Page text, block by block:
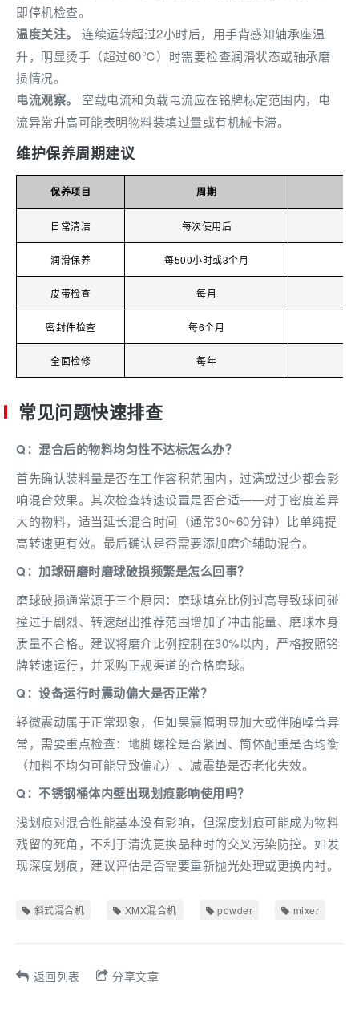
即停机检查。
温度关注。
连续运转超过2小时后，用手背感知轴承座温
升，明显烫手（超过60℃）时需要检查润滑状态或轴承磨
损情况。
电流观察。
空载电流和负载电流应在铭牌标定范围内，电
流异常升高可能表明物料装填过量或有机械卡滞。
维护保养周期建议
保养项目 周期
日常清洁 每次使用后
润滑保养 每500小时或3个月
皮带检查 每月
密封件检查 每6个月
全面检修 每年
常见问题快速排查
Q：混合后的物料均匀性不达标怎么办？
首先确认装料量是否在工作容积范围内，过满或过少都会影
响混合效果。其次检查转速设置是否合适——对于密度差异
大的物料，适当延长混合时间（通常30~60分钟）比单纯提
高转速更有效。最后确认是否需要添加磨介辅助混合。
Q：加球研磨时磨球破损频繁是怎么回事？
磨球破损通常源于三个原因：磨球填充比例过高导致球间碰
撞过于剧烈、转速超出推荐范围增加了冲击能量、磨球本身
质量不合格。建议将磨介比例控制在30%以内，严格按照铭
牌转速运行，并采购正规渠道的合格磨球。
Q：设备运行时震动偏大是否正常？
轻微震动属于正常现象，但如果震幅明显加大或伴随噪音异
常，需要重点检查：地脚螺栓是否紧固、筒体配重是否均衡
（加料不均匀可能导致偏心）、减震垫是否老化失效。
Q：不锈钢桶体内壁出现划痕影响使用吗？
浅划痕对混合性能基本没有影响，但深度划痕可能成为物料
残留的死角，不利于清洗更换品种时的交叉污染防控。如发
现深度划痕，建议评估是否需要重新抛光处理或更换内衬。
斜式混合机 XMX混合机 powder mixer
返回列表 分享文章